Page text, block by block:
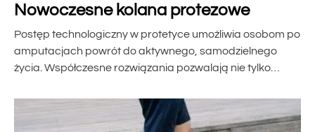
Nowoczesne kolana protezowe
Postęp technologiczny w protetyce umożliwia osobom po
amputacjach powrót do aktywnego, samodzielnego
życia. Współczesne rozwiązania pozwalają nie tylko…